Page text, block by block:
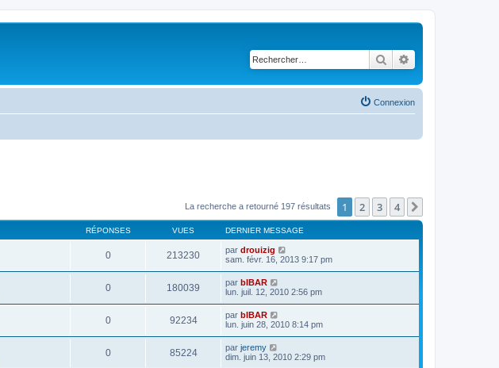
Rechercher
Connexion
La recherche a retourné 197 résultats 1 2 3 4
RÉPONSES VUES DERNIER MESSAGE
0 213230 par drouizig
sam. févr. 16, 2013 9:17 pm
0 180039 par bIBAR
lun. juil. 12, 2010 2:56 pm
0 92234 par bIBAR
lun. juin 28, 2010 8:14 pm
0 85224 par jeremy
dim. juin 13, 2010 2:29 pm